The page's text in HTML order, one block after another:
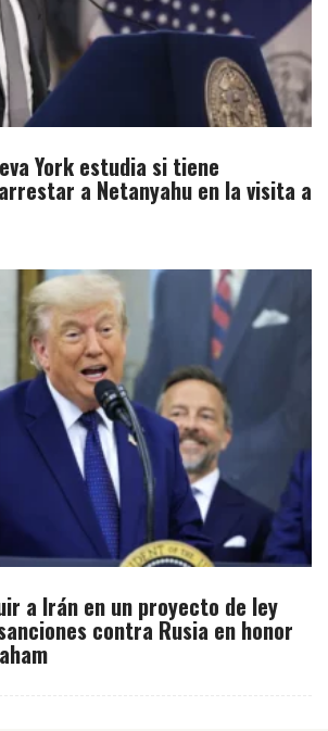
York estudia si tiene
a Netanyahu en la visita a
a Irán en un proyecto de ley
contra Rusia en honor